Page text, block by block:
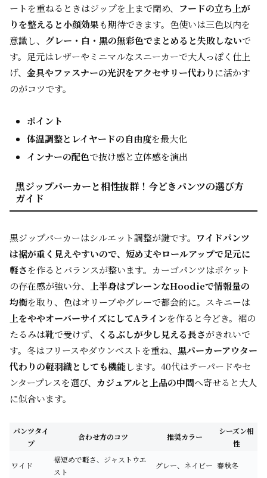
ートを重ねるときはジップを上まで閉め、 フードの立ち上が
りを整えると小顔効果も期待できます。色使いは三色以内を
意識し、 グレー・白・黒の無彩色でまとめると失敗しないで
す。足元はレザーやミニマルなスニーカーで大人っぽく仕上
げ、 金具やファスナーの光沢をアクセサリー代わり に活かす
のがコツです。
ポイント
体温調整とレイヤードの自由度を最大化
インナーの配色で抜け感と立体感を演出
黒ジップパーカーと相性抜群！今どきパンツの選び方
ガイド
黒ジップパーカーはシルエット調整が鍵です。 ワイドパンツ
は裾が重く見えやすいので、短め丈やロールアップで足元に
軽さを作るとバランスが整います。カーゴパンツはポケット
の存在感が強い分、
上半身はプレーンなHoodieで情報量の
均衡を取り、色はオリーブやグレーで都会的に。スキニーは
上をややオーバーサイズにしてAラインを作ると今どき。裾の
たるみは靴で受けず、
くるぶしが少し見える長さがきれいで
す。冬はフリースやダウンベストを重ね、 黒パーカーアウター
代わりの軽羽織としても機能します。40代はテーパードやセ
ンタープレスを選び、 カジュアルと上品の中間へ寄せると大人
に似合います。
パンツタイ
プ
合わせ方のコツ 推奨カラー
シーズン相
性
ワイド
裾短めで軽さ、ジャストウエ
スト
グレー、ネイビー 春秋冬